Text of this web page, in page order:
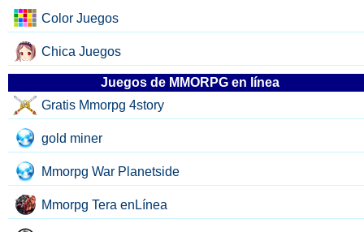
Color Juegos
Chica Juegos
Juegos de MMORPG en línea
Gratis Mmorpg 4story
gold miner
Mmorpg War Planetside
Mmorpg Tera enLínea